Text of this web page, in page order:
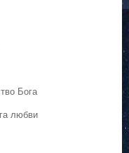
Бога
любви